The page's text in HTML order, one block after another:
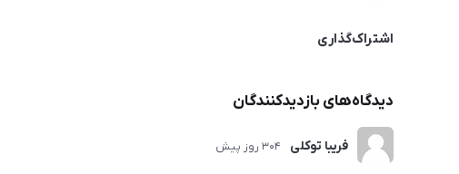
اشتراک‌گذاری
دیدگاه‌های بازدیدکنندگان
فریبا توکلی 304 روز پیش